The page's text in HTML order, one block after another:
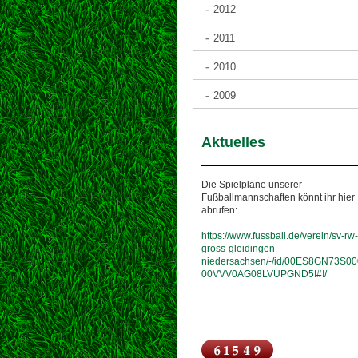
2012
2011
2010
2009
Aktuelles
Die Spielpläne unserer
Fußballmannschaften könnt ihr hier
abrufen:
https://www.fussball.de/verein/sv-rw-
gross-gleidingen-
niedersachsen/-/id/
00VVV0AG08LVUPGND5I#!/